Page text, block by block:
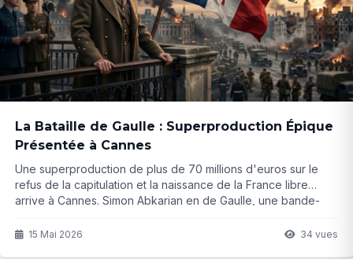
La Bataille de Gaulle : Superproduction Épique
Présentée à Cannes
Une superproduction de plus de 70 millions d'euros sur le
refus de la capitulation et la naissance de la France libre
arrive à Cannes. Simon Abkarian en de Gaulle, une bande-
ambition pour ce moment charnière de notre histoire ?
15 Mai 2026 34 vues